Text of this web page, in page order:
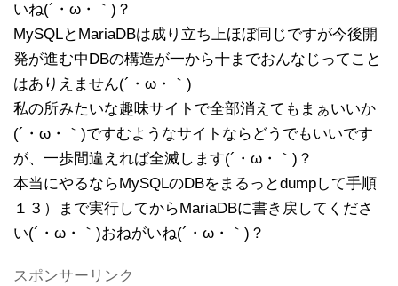
いね(´・ω・｀)？
MySQLとMariaDBは成り立ち上ほぼ同じですが今後開
発が進む中DBの構造が一から十までおんなじってこと
はありえません(´・ω・｀)
私の所みたいな趣味サイトで全部消えてもまぁいいか
(´・ω・｀)ですむようなサイトならどうでもいいです
が、一歩間違えれば全滅します(´・ω・｀)？
本当にやるならMySQLのDBをまるっとdumpして手順
１３）まで実行してからMariaDBに書き戻してくださ
い(´・ω・｀)おねがいね(´・ω・｀)？
スポンサーリンク